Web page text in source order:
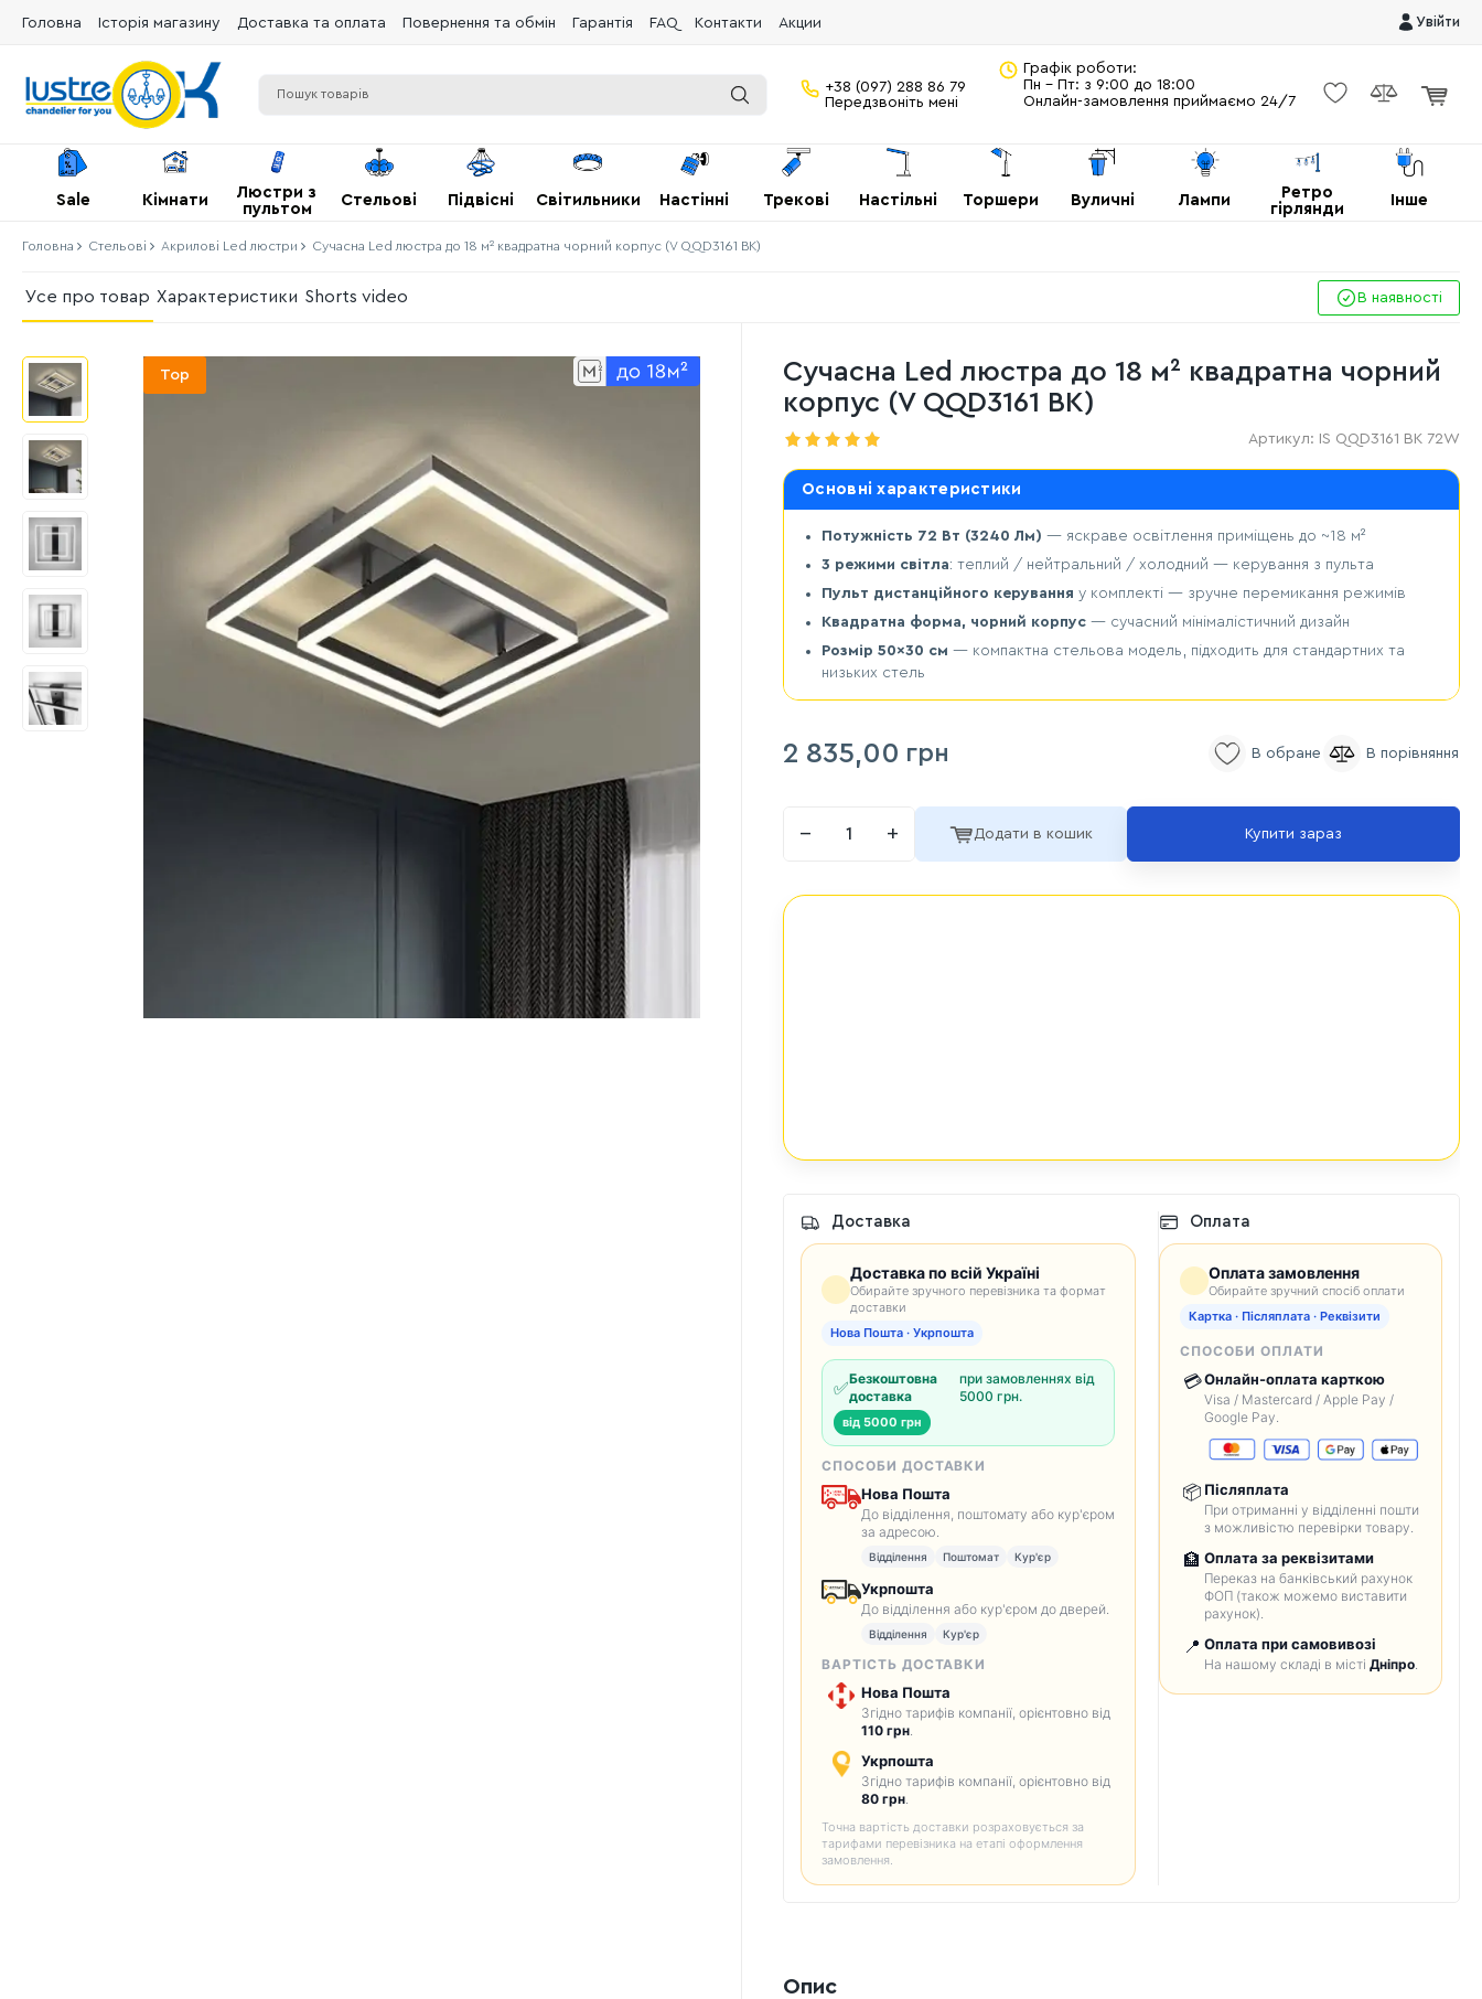
Головна Історія магазину Доставка та оплата Повернення та обмін Гарантія FAQ Контакти Акции Увійти
+38 (097) 288 86 79
Передзвоніть мені
Графік роботи:
Пн - Пт: з 9:00 до 18:00
Онлайн-замовлення приймаємо 24/7
Sale Кімнати
Люстри з
пультом
Стельові Підвісні Світильники Настінні Трекові Настільні Торшери Вуличні Лампи
Ретро
гірлянди
Інше
Головна Стельові Акрилові Led люстри Сучасна Led люстра до 18 м² квадратна чорний корпус (V QQD3161 BK)
Усе про товар Характеристики Shorts video В наявності
Top
Сучасна Led люстра до 18 м² квадратна чорний
корпус (V QQD3161 BK)
Артикул: IS QQD3161 BK 72W
Основні характеристики
Потужність 72 Вт (3240 Лм) — яскраве освітлення приміщень до ~18 м²
3 режими світла: теплий / нейтральний / холодний — керування з пульта
Пульт дистанційного керування у комплекті — зручне перемикання режимів
Квадратна форма, чорний корпус — сучасний мінімалістичний дизайн
Розмір 50×30 см — компактна стельова модель, підходить для стандартних та
низьких стель
2 835,00 грн
− + Додати в кошик Купити зараз
Доставка
Доставка по всій Україні
Обирайте зручного перевізника та формат
доставки
Нова Пошта · Укрпошта
✅Безкоштовна
доставка
при замовленнях від
5000 грн.
від 5000 грн
СПОСОБИ ДОСТАВКИ
Нова Пошта
До відділення, поштомату або кур'єром
за адресою.
Відділення Поштомат Кур'єр
Укрпошта
До відділення або кур'єром до дверей.
Відділення Кур'єр
ВАРТІСТЬ ДОСТАВКИ
Нова Пошта
Згідно тарифів компанії, орієнтовно від
110 грн.
Укрпошта
Згідно тарифів компанії, орієнтовно від
80 грн.
Точна вартість доставки розраховується за
тарифами перевізника на етапі оформлення
замовлення.
Оплата
Оплата замовлення
Обирайте зручний спосіб оплати
Картка · Післяплата · Реквізити
СПОСОБИ ОПЛАТИ
💳Онлайн-оплата карткою
Visa / Mastercard / Apple Pay /
Google Pay.
📦 Післяплата
При отриманні у відділенні пошти
з можливістю перевірки товару.
🏦 Оплата за реквізитами
Переказ на банківський рахунок
ФОП (також можемо виставити
рахунок).
📍 Оплата при самовивозі
На нашому складі в містіДніпро.
Опис